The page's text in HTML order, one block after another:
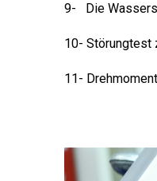
9- Die
10- Störungtest
11-